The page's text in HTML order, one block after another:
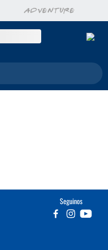
Seguinos